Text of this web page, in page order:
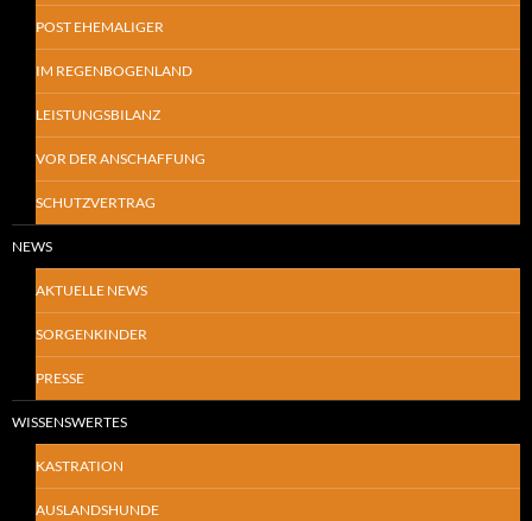
POST EHEMALIGER
IM REGENBOGENLAND
LEISTUNGSBILANZ
VOR DER ANSCHAFFUNG
SCHUTZVERTRAG
NEWS
AKTUELLE NEWS
SORGENKINDER
PRESSE
WISSENSWERTES
KASTRATION
AUSLANDSHUNDE